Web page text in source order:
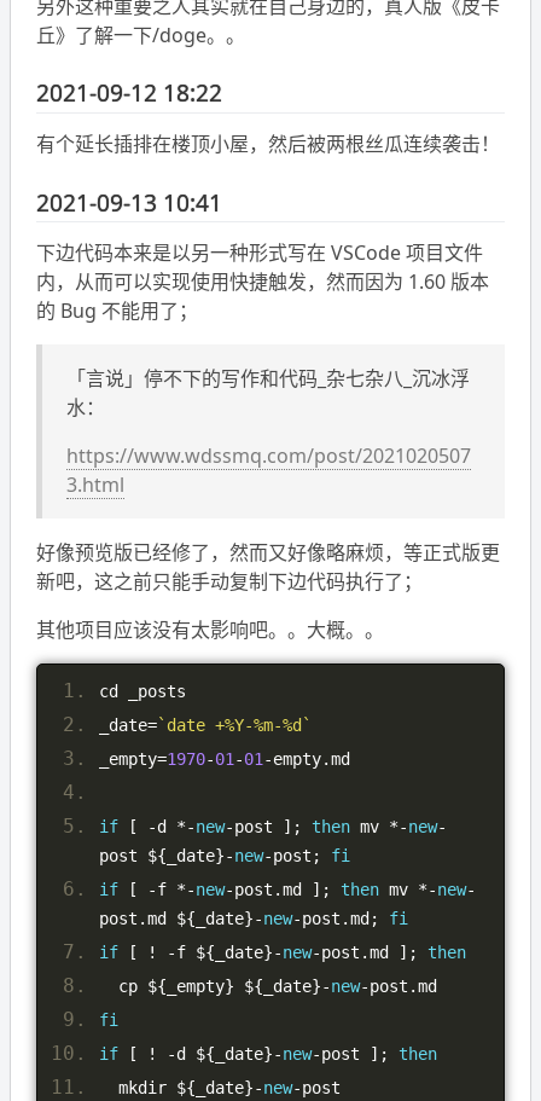
另外这种重要之人其实就在自己身边的，真人版《皮卡
丘》了解一下/doge。。
2021-09-12 18:22
有个延长插排在楼顶小屋，然后被两根丝瓜连续袭击！
2021-09-13 10:41
下边代码本来是以另一种形式写在 VSCode 项目文件
内，从而可以实现使用快捷触发，然而因为 1.60 版本
的 Bug 不能用了；
「言说」停不下的写作和代码_杂七杂八_沉冰浮
水：
https://www.wdssmq.com/post/2021020507
3.html
好像预览版已经修了，然而又好像略麻烦，等正式版更
新吧，这之前只能手动复制下边代码执行了；
其他项目应该没有太影响吧。。大概。。
cd _posts
_date=`date +%Y-%m-%d`
_empty=1970-01 -01 -empty.md
if [ -d *-new-post ]; then mv *-new-
post ${ _date}-new-post ;
fi
if
[ -f *-new-post .md ]; then mv *-new-
post .md ${ _date}-new-post .md ;
fi
if
[ ! -f ${ _date}-new-post .md ];
then
  cp $
{ _empty} ${ _date}-new-post .md
fi
if
[ ! -d ${ _date}-new-post ];
then
  mkdir $
{ _date}-new-post